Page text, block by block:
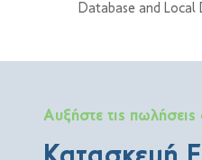
Database and Local
Αυξήστε τις πωλήσεις